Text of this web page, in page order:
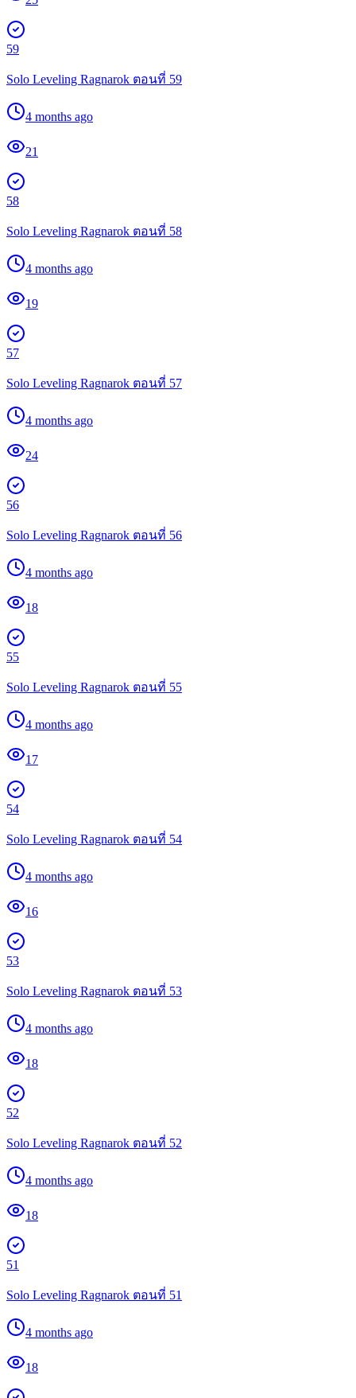
59
Solo Leveling Ragnarok ตอนที่ 59
4 months ago
21
58
Solo Leveling Ragnarok ตอนที่ 58
4 months ago
19
57
Solo Leveling Ragnarok ตอนที่ 57
4 months ago
24
56
Solo Leveling Ragnarok ตอนที่ 56
4 months ago
18
55
Solo Leveling Ragnarok ตอนที่ 55
4 months ago
17
54
Solo Leveling Ragnarok ตอนที่ 54
4 months ago
16
53
Solo Leveling Ragnarok ตอนที่ 53
4 months ago
18
52
Solo Leveling Ragnarok ตอนที่ 52
4 months ago
18
51
Solo Leveling Ragnarok ตอนที่ 51
4 months ago
18